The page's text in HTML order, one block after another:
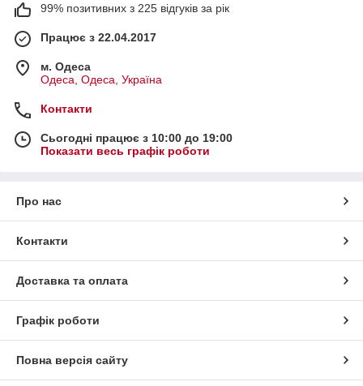
99% позитивних з 225 відгуків за рік
Працює з 22.04.2017
м. Одеса
Одеса, Одеса, Україна
Контакти
Сьогодні працює з 10:00 до 19:00
Показати весь графік роботи
Про нас
Контакти
Доставка та оплата
Графік роботи
Повна версія сайту